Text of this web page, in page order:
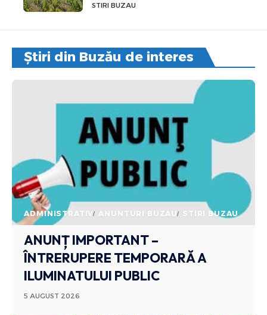
STIRI BUZAU
Știri din Buzău de interes
ADMINISTRATIV ANUNTURI BUZAU STIRI BUZAU
ANUNȚ IMPORTANT –
ÎNTRERUPERE TEMPORARĂ A
ILUMINATULUI PUBLIC
5 AUGUST 2026